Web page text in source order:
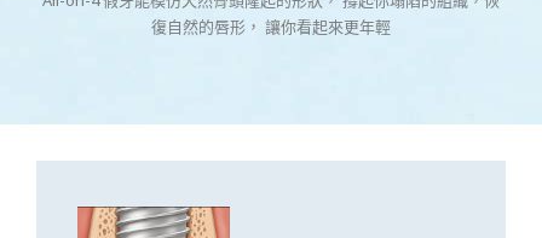
復自然的唇形， 讓你看起來更年輕